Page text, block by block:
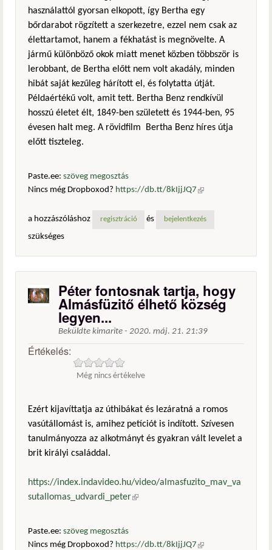
használattól gyorsan elkopott, így Bertha egy
bőrdarabot rögzített a szerkezetre, ezzel nem csak az
élettartamot, hanem a fékhatást is megnövelte. A
jármű különböző okok miatt menet közben többször is
lerobbant, de Bertha előtt nem volt akadály, minden
hibát saját kezűleg hárított el, és folytatta útját.
Példaértékű volt, amit tett. Bertha Benz rendkívül
hosszú életet élt, 1849-ben született és 1944-ben, 95
évesen halt meg. A rövidfilm Bertha Benz híres útja
előtt tiszteleg.
Paste.ee: szöveg megosztás
Nincs még Dropboxod? https://db.tt/8kIjjJQ7 (külső
a hozzászóláshoz
regisztráció és bejelentkezés
szükséges
Péter fontosnak tartja, hogy
Almásfüzitő élhető község
legyen...
Beküldte kimarite - 2020. máj. 21. 21:39
Értékelés:
Még nincs értékelve
Ezért kijavíttatja az úthibákat és lezáratná a romos
vasútállomást is, amihez petíciót is indított. Szívesen
tanulmányozza az alkotmányt és gyakran vált levelet a
brit királyi családdal.
https://index.indavideo.hu/video/almasfuzito_mav_va
sutallomas_udvardi_peter(külső hivatkozás)
Paste.ee: szöveg megosztás
Nincs még Dropboxod? https://db.tt/8kIjjJQ7 (külső